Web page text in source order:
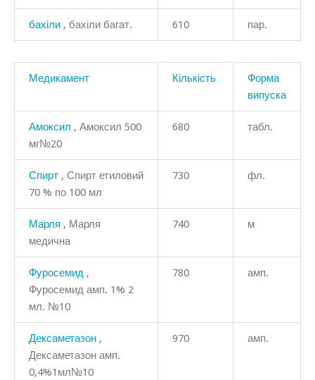
бахіли , бахіли багат. 610 пар.
Медикамент Кількість
Форма
випуска
Амоксил , Амоксил 500
мг№20
680 табл.
Спирт , Спирт етиловий
70 % по 100 мл
730 фл.
Марля , Марля
медична
740 м
Фуросемид ,
Фуросемид амп. 1% 2
мл. №10
780 амп.
Дексаметазон ,
Дексаметазон амп.
0,4%1мл№10
970 амп.